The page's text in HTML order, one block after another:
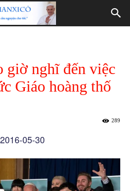
giờ nghĩ đến việc
Giáo hoàng thố
289
05-30